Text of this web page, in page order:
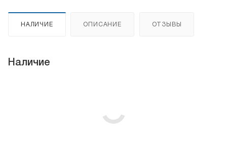
НАЛИЧИЕ ОПИСАНИЕ ОТЗЫВЫ
Наличие